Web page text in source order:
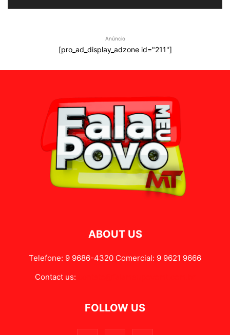
Anúncio
[pro_ad_display_adzone id="211"]
ABOUT US
Telefone: 9 9686-4320 Comercial: 9 9621 9666
Contact us:
FOLLOW US